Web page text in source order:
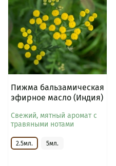
Пижма бальзамическая
эфирное масло (Индия)
Свежий, мятный аромат с
травяными нотами
2.5мл. 5мл.